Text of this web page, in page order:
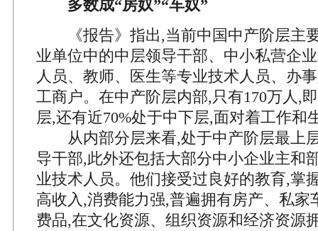
多数成“房奴”“车奴”
《报告》指出,当前中国中产阶层主
业单位中的中层领导干部、中小私营企
人员、教师、医生等专业技术人员、办
工商户。在中产阶层内部,只有170万人,
层,还有近70%处于中下层,面对着工作和
从内部分层来看,处于中产阶层最上
导干部,此外还包括大部分中小企业主和
业技术人员。他们接受过良好的教育,掌
高收入,消费能力强,普遍拥有房产、私家
费品,在文化资源、组织资源和经济资源